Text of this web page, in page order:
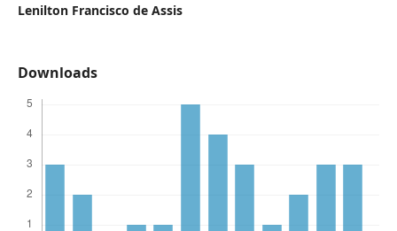
Lenilton Francisco de Assis
Downloads